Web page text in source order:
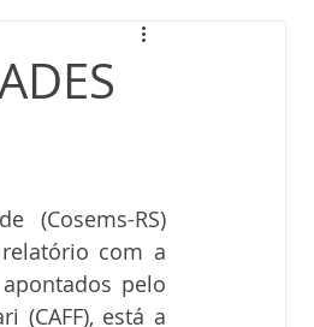
(Cosems-RS)
com a
pelo
(CAFF), está a